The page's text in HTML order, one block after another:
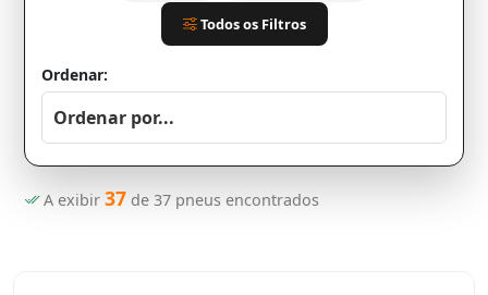
Todos os Filtros
Ordenar:
A exibir 37 de 37 pneus encontrados